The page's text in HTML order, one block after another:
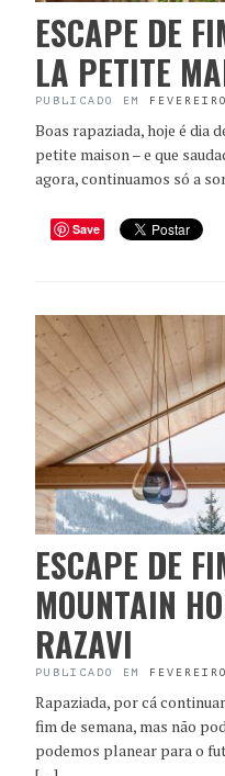
ESCAPE DE
LA PETITE
PUBLICADO EM
Boas rapaziada, hoje é dia
petite maison – e que
agora, continuamos só a
Save
ESCAPE DE
MOUNTAIN
RAZAVI
PUBLICADO EM
Rapaziada, por cá
fim de semana, mas não
podemos planear para o